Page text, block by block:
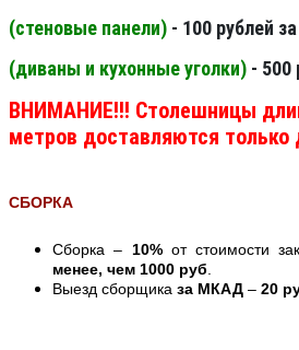
(стеновые панели) - 100 рублей
(диваны и кухонные уголки) - 500
ВНИМАНИЕ!!! Столешницы
метров доставляются только
СБОРКА
Сборка – 10%от стоимости
менее, чем 1000 руб
Выезд сборщика за МКАД – 20